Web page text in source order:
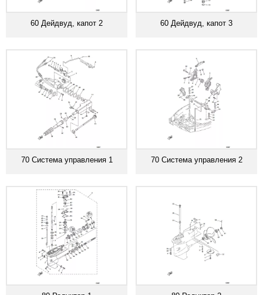
60 Дейдвуд, капот 2 60 Дейдвуд, капот 3
70 Система управления 1 70 Система управления 2